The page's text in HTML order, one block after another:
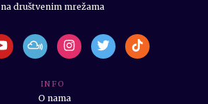
I N F O
O nama
na društvenim mrežama